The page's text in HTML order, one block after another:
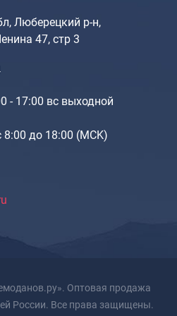
Люберецкий р-н,
47, стр 3
- 17:00 вс выходной
до 18:00 (МCK)
Оптовая продажа
России. Все права защищены.